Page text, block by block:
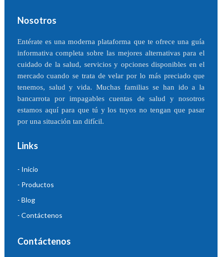
Nosotros
Entérate es una moderna plataforma que te ofrece una guía
informativa completa sobre las mejores alternativas para el
cuidado de la salud, servicios y opciones disponibles en el
mercado cuando se trata de velar por lo más preciado que
tenemos, salud y vida. Muchas familias se han ido a la
bancarrota por impagables cuentas de salud y nosotros
estamos aquí para que tú y los tuyos no tengan que pasar
por una situación tan difícil.
Links
- Inicio
- Productos
- Blog
- Contáctenos
Contáctenos